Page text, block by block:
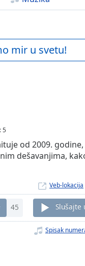
mir u svetu!
:5
od 2009.
dešavanjima,
Veb-lokacija
45 Slušajte
Spisak